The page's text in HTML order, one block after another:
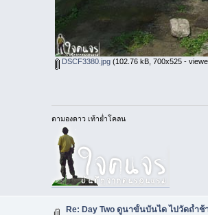
DSCF3380.jpg(102.76 kB, 700x525 -
ตามองดาว เท้าย่ำโคลน
Re: Day Two ดูนาขั้นบันได ไปวัดถ้ำ